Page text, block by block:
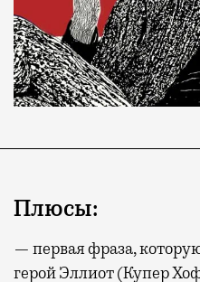
Плюсы:
— первая фраза,
герой Эллиот (Купер